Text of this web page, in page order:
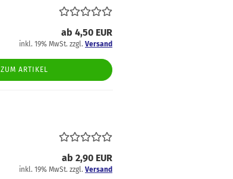
ab 4,50 EUR
inkl. 19% MwSt. zzgl. Versand
ZUM ARTIKEL
ab 2,90 EUR
inkl. 19% MwSt. zzgl. Versand